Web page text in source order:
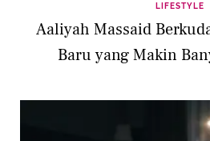
LIFESTYLE
Aaliyah Massaid
Baru yang Makin